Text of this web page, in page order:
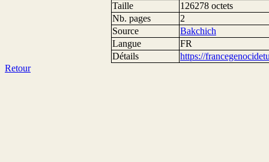
Taille
126278 octets
Nb. pages
2
Source
Bakchich
Langue
FR
Détails
https://
Retour